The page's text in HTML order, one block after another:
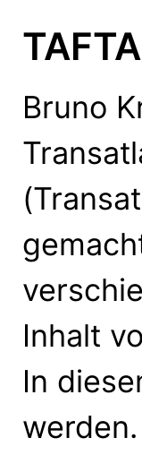
Bruno
Inhalt
In
werden.